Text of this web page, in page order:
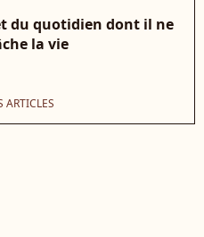
du quotidien dont il ne
la vie
ARTICLES